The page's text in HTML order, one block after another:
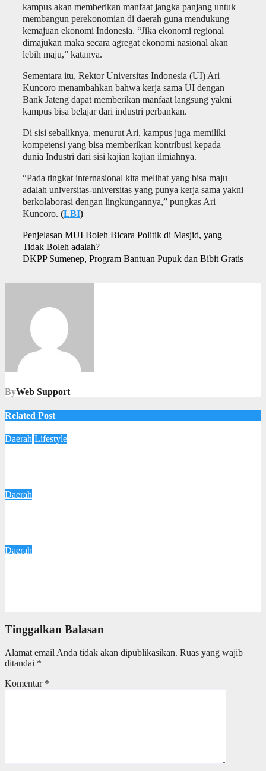
kampus akan memberikan manfaat jangka panjang untuk
membangun perekonomian di daerah guna mendukung
kemajuan ekonomi Indonesia. “Jika ekonomi regional
dimajukan maka secara agregat ekonomi nasional akan
lebih maju,” katanya.
Sementara itu, Rektor Universitas Indonesia (UI) Ari
Kuncoro menambahkan bahwa kerja sama UI dengan
Bank Jateng dapat memberikan manfaat langsung yakni
kampus bisa belajar dari industri perbankan.
Di sisi sebaliknya, menurut Ari, kampus juga memiliki
kompetensi yang bisa memberikan kontribusi kepada
dunia Industri dari sisi kajian kajian ilmiahnya.
“Pada tingkat internasional kita melihat yang bisa maju
adalah universitas-universitas yang punya kerja sama yakni
berkolaborasi dengan lingkungannya,” pungkas Ari
Kuncoro. (LBI)
Navigasi
pos
Penjelasan MUI Boleh Bicara Politik di Masjid, yang
Tidak Boleh adalah?
DKPP Sumenep, Program Bantuan Pupuk dan Bibit Gratis
ByWeb Support
Related Post
Daerah Lifestyle
Daerah
Daerah
Tinggalkan Balasan
Alamat email Anda tidak akan dipublikasikan. Ruas yang wajib
ditandai *
Komentar *